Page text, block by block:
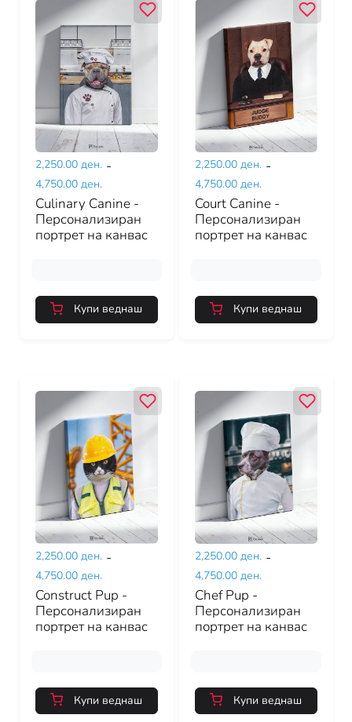
2,250.00 ден. -
4,750.00 ден.
Culinary Canine -
Персонализиран
портрет на канвас
Купи веднаш
2,250.00 ден. -
4,750.00 ден.
Court Canine -
Персонализиран
портрет на канвас
Купи веднаш
2,250.00 ден. -
4,750.00 ден.
Construct Pup -
Персонализиран
портрет на канвас
Купи веднаш
2,250.00 ден. -
4,750.00 ден.
Chef Pup -
Персонализиран
портрет на канвас
Купи веднаш